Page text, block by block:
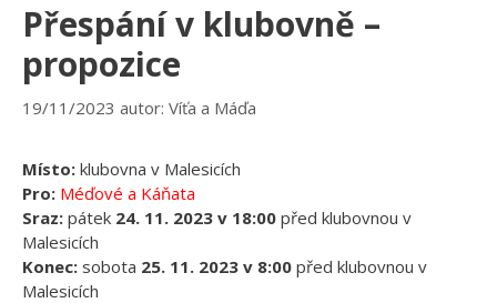
Přespání v klubovně –
propozice
19/11/2023 autor: Víťa a Máďa
Místo: klubovna v Malesicích
Pro: Méďové a Káňata
Sraz: pátek 24. 11. 2023 v 18:00 před klubovnou v
Malesicích
Konec: sobota 25. 11. 2023 v 8:00 před klubovnou v
Malesicích